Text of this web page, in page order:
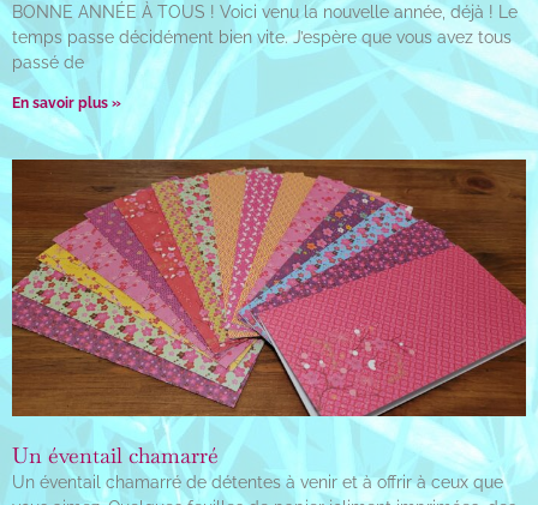
BONNE ANNÉE À TOUS ! Voici venu la nouvelle année, déjà ! Le
temps passe décidément bien vite. J’espère que vous avez tous
passé de
En savoir plus »
Un éventail chamarré
Un éventail chamarré de détentes à venir et à offrir à ceux que